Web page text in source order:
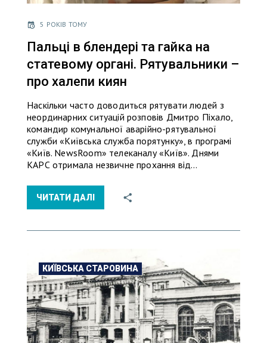
5 РОКІВ ТОМУ
Пальці в блендері та гайка на
статевому органі. Рятувальники –
про халепи киян
Наскільки часто доводиться рятувати людей з
неординарних ситуацій розповів Дмитро Піхало,
командир комунальної аварійно-рятувальної
служби «Київська служба порятунку», в програмі
«Київ. NewsRoom» телеканалу «Київ». Днями
КАРС отримала незвичне прохання від…
ЧИТАТИ ДАЛІ
КИЇВСЬКА СТАРОВИНА